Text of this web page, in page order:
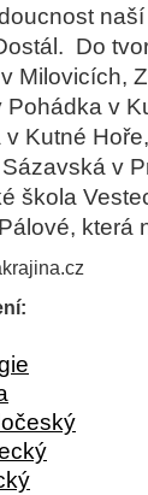
Do
Milovicích,
Pohádka v
Kutné
v
škola